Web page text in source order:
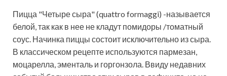
Пицца "Четыре сыра" (quattro formaggi) -называется
белой, так как в нее не кладут помидоры /томатный
соус. Начинка пиццы состоит исключительно из сыра.
В классическом рецепте используются пармезан,
моцарелла, эменталь и горгонзола. Ввиду недавних